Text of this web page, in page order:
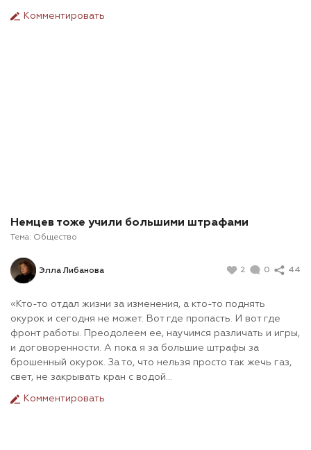
Комментировать
Немцев тоже учили большими штрафами
Тема: Общество
Элла Либанова 2 0 44
«Кто-то отдал жизни за изменения, а кто-то поднять
окурок и сегодня не может. Вот где пропасть. И вот где
фронт работы. Преодолеем ее, научимся различать и игры,
и договоренности. А пока я за большие штрафы за
брошенный окурок. За то, что нельзя просто так жечь газ,
свет, не закрывать кран с водой...
Комментировать